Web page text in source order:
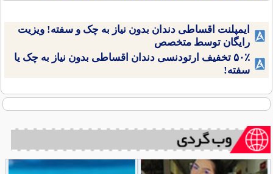
ایمپلنت اقساطی دندان بدون نیاز به چک و سفته! ویزیت
رایگان توسط متخصص
۵۰٪ تخفیف ارتودنسی دندان اقساطی بدون نیاز به چک یا
سفته!